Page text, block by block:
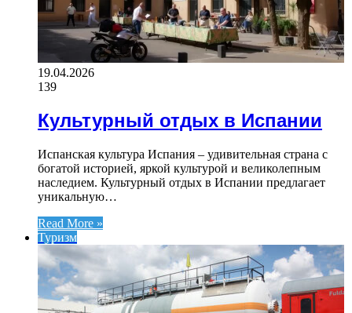
19.04.2026
139
Культурный отдых в Испании
Испанская культура Испания – удивительная страна с
богатой историей, яркой культурой и великолепным
наследием. Культурный отдых в Испании предлагает
уникальную…
Read More »
Туризм